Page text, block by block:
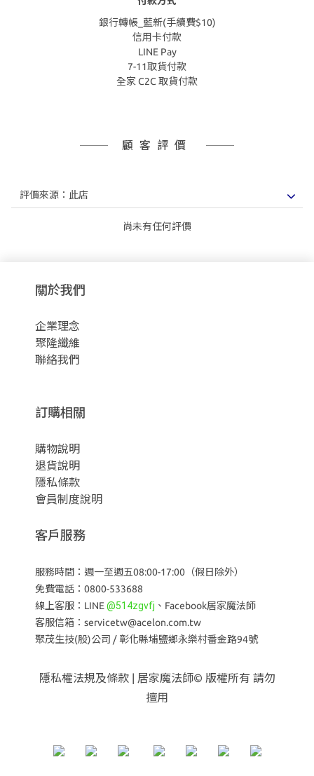
銀行轉帳_藍新(手續費$10)
信用卡付款
LINE Pay
7-11取貨付款
全家 C2C 取貨付款
顧客評價
尚未有任何評價
關於我們
企業理念
聚隆纖維
聯絡我們
訂購相關
購物說明
退貨說明
隱私條款
會員制度說明
客戶服務
服務時間：週一至週五08:00-17:00（假日除外）
免費電話：0800-533688
線上客服：LINE @514zgvfj 、 Facebook居家魔法師
客服信箱：servicetw@acelon.com.tw
聚茂生技(股)公司 / 彰化縣埔鹽鄉永樂村番金路94號
隱私權法規及條款| 居家魔法師© 版權所有 請勿
擅用